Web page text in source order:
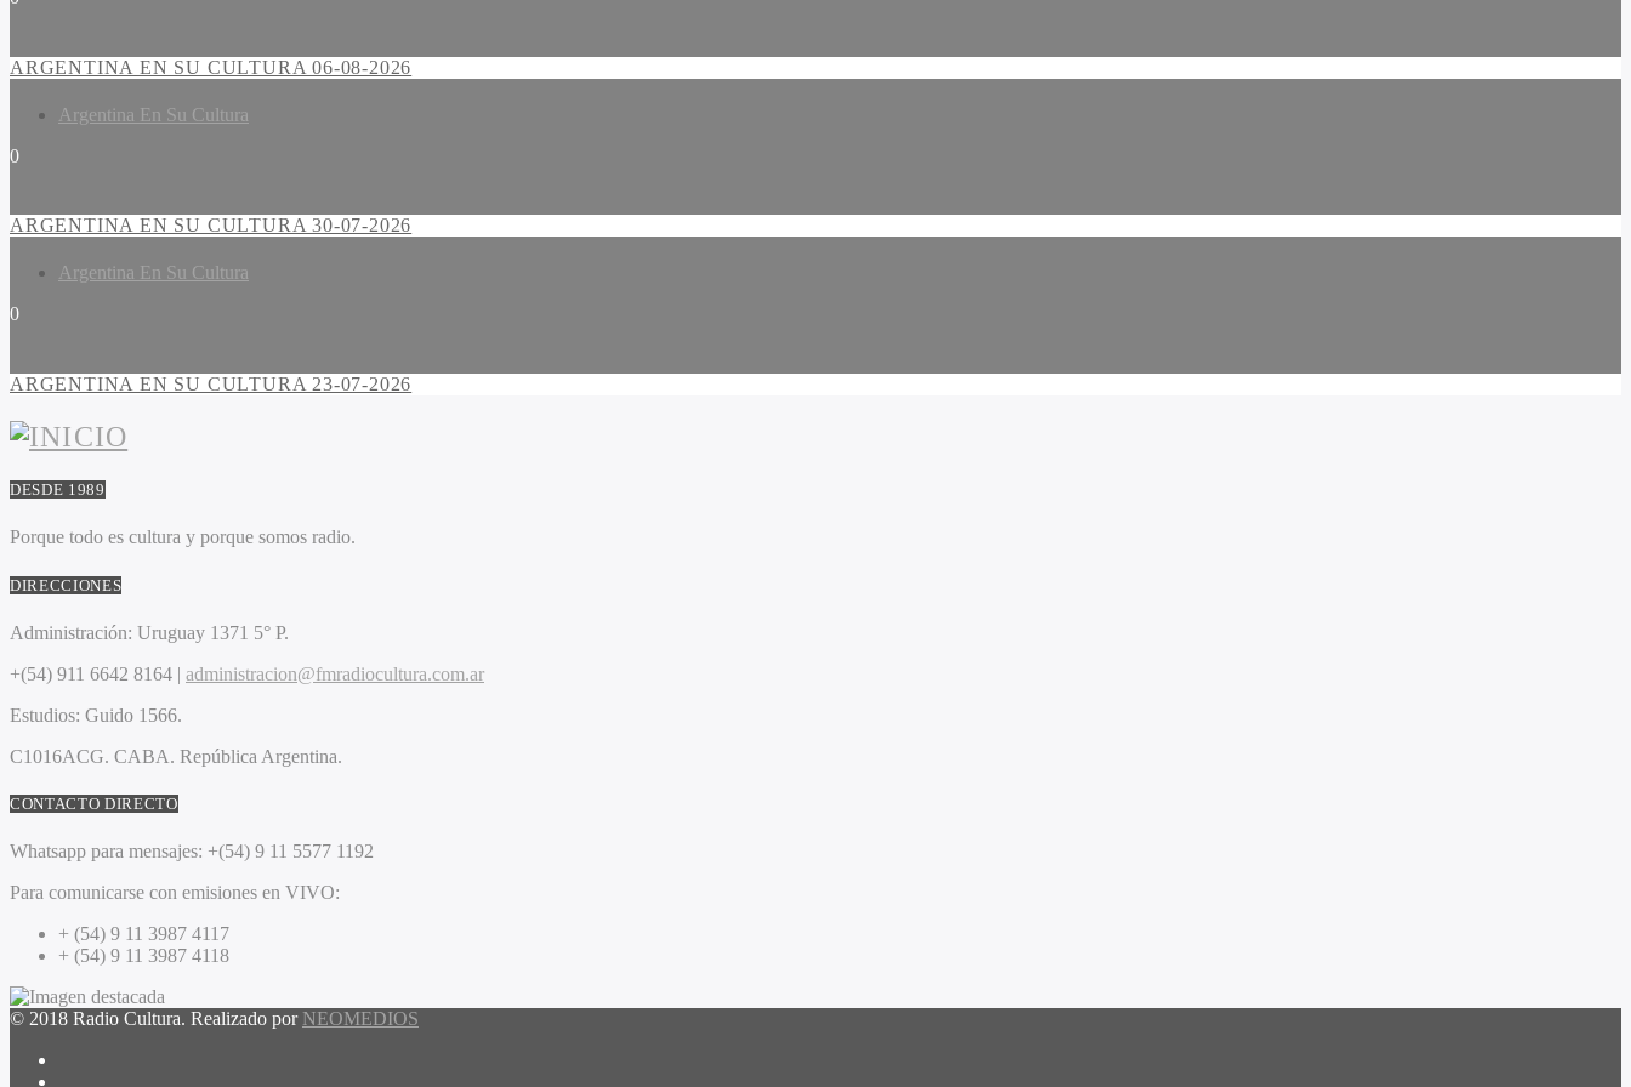
ARGENTINA EN SU CULTURA 06-08-2026
Argentina En Su Cultura
0
ARGENTINA EN SU CULTURA 30-07-2026
Argentina En Su Cultura
0
ARGENTINA EN SU CULTURA 23-07-2026
DESDE 1989
Porque todo es cultura y porque somos radio.
DIRECCIONES
Administración: Uruguay 1371 5° P.
+(54) 911 6642 8164 | administracion@fmradiocultura.com.ar
Estudios: Guido 1566.
C1016ACG. CABA. República Argentina.
CONTACTO DIRECTO
Whatsapp para mensajes: +(54) 9 11 5577 1192
Para comunicarse con emisiones en VIVO:
+ (54) 9 11 3987 4117
+ (54) 9 11 3987 4118
© 2018 Radio Cultura. Realizado por NEOMEDIOS